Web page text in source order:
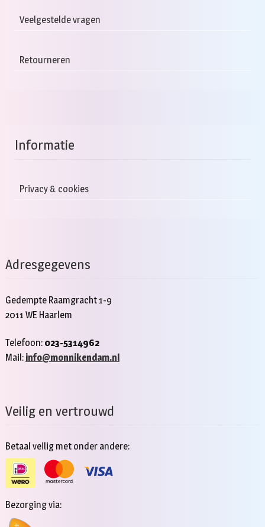
Veelgestelde vragen
Retourneren
Informatie
Privacy & cookies
Adresgegevens
Gedempte Raamgracht 1-9
2011 WE Haarlem
Telefoon: 023-5314962
Mail: info@monnikendam.nl
Veilig en vertrouwd
Betaal veilig met onder andere:
Bezorging via: